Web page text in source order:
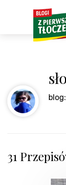
blog:
31